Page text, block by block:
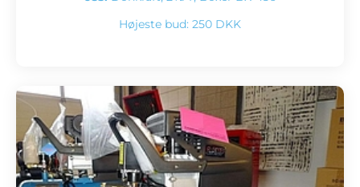
Højeste bud: 250 DKK